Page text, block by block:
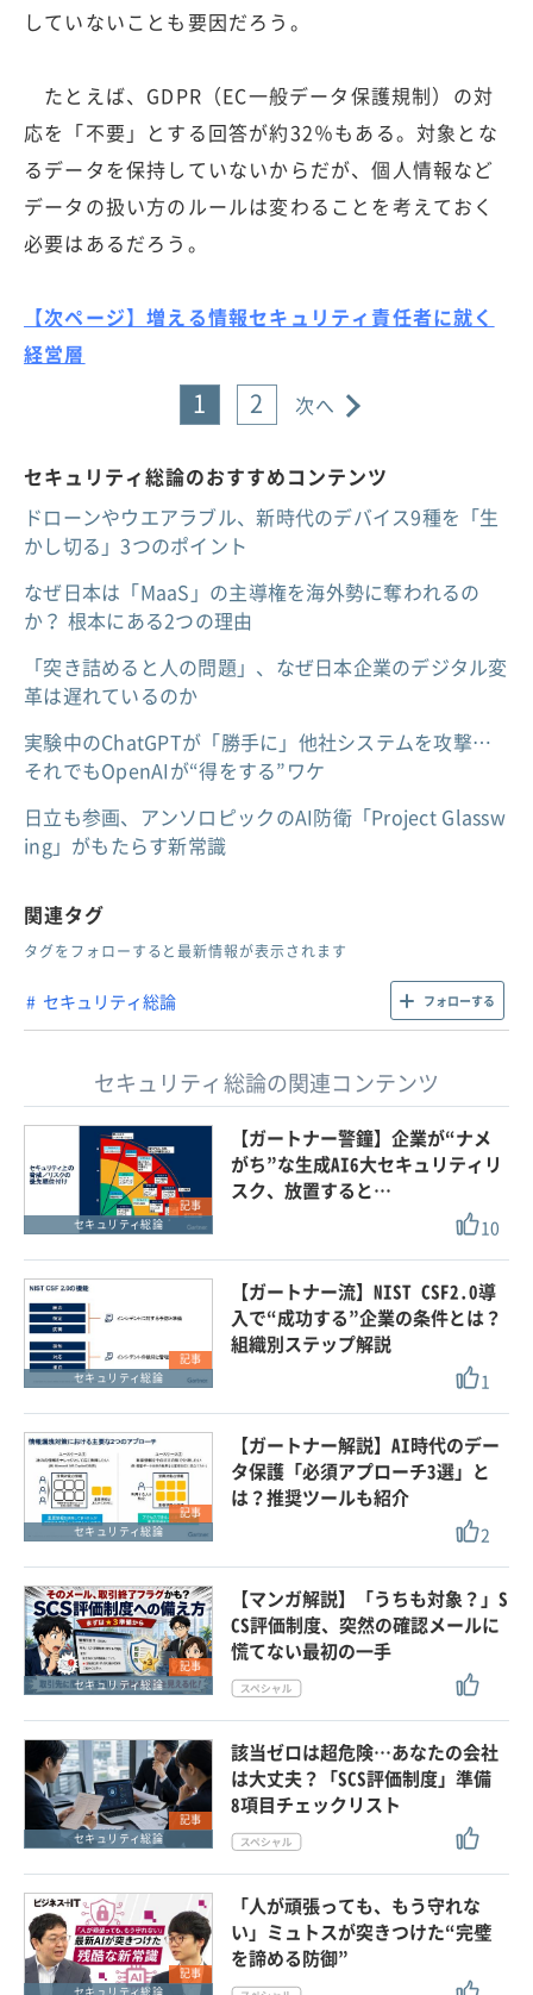
していないことも要因だろう。
たとえば、GDPR（EC一般データ保護規制）の対
応を「不要」とする回答が約32％もある。対象とな
るデータを保持していないからだが、個人情報など
データの扱い方のルールは変わることを考えておく
必要はあるだろう。
【次ページ】増える情報セキュリティ責任者に就く
経営層
1 2 次へ
セキュリティ総論のおすすめコンテンツ
ドローンやウエアラブル、新時代のデバイス9種を「生
かし切る」3つのポイント
なぜ日本は「MaaS」の主導権を海外勢に奪われるの
か？ 根本にある2つの理由
「突き詰めると人の問題」、なぜ日本企業のデジタル変
革は遅れているのか
実験中のChatGPTが「勝手に」他社システムを攻撃…
それでもOpenAIが“得をする”ワケ
日立も参画、アンソロピックのAI防衛「Project Glassw
ing」がもたらす新常識
関連タグ
タグをフォローすると最新情報が表示されます
セキュリティ総論 フォローする
セキュリティ総論の関連コンテンツ
記事
セキュリティ総論
【ガートナー警鐘】企業が“ナメ
がち”な生成AI6大セキュリティリ
スク、放置すると…
10
記事
セキュリティ総論
【ガートナー流】NIST CSF2.0導
入で“成功する”企業の条件とは？
組織別ステップ解説
1
記事
セキュリティ総論
【ガートナー解説】AI時代のデー
タ保護「必須アプローチ3選」と
は？推奨ツールも紹介
2
記事
セキュリティ総論
【マンガ解説】「うちも対象？」S
CS評価制度、突然の確認メールに
慌てない最初の一手
記事
セキュリティ総論
該当ゼロは超危険…あなたの会社
は大丈夫？「SCS評価制度」準備
8項目チェックリスト
記事
セキュリティ総論
「人が頑張っても、もう守れな
い」ミュトスが突きつけた“完璧
を諦める防御”